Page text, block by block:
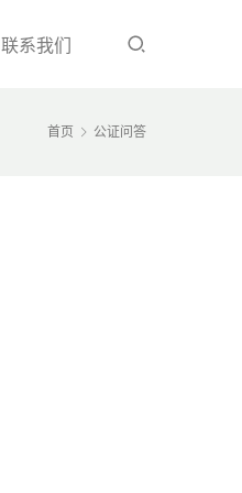
联系我们
首页 公证问答